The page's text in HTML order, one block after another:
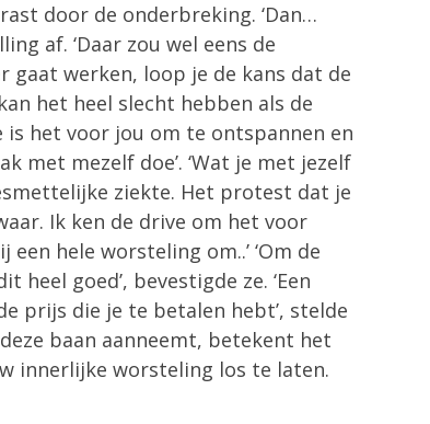
door de onderbreking. ‘Dan…
af. ‘Daar zou wel eens de
gaat werken, loop je de kans dat de
het heel slecht hebben als de
is het voor jou om te ontspannen en
met mezelf doe’. ‘Wat je met jezelf
ziekte. Het protest dat je
Ik ken de drive om het voor
hele worsteling om..’ ‘Om de
goed’, bevestigde ze. ‘Een
prijs die je te betalen hebt’, stelde
baan aanneemt, betekent het
innerlijke worsteling los te laten.